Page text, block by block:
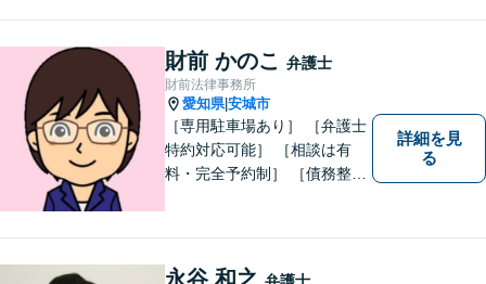
財前 かのこ 弁護士
財前法律事務所
愛知県|安城市
［専用駐車場あり］ ［弁護士
特約対応可能］ ［相談は有
料・完全予約制］ ［債務整理
りになる街の法律家を目指し
ています。 暮らしのトラブ
詳細を見
る
永谷 和之 弁護士